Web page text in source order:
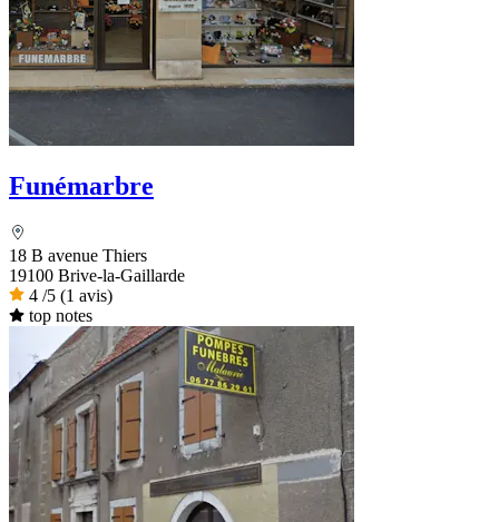
Funémarbre
18 B avenue Thiers
19100 Brive-la-Gaillarde
4 /5 (1 avis)
top notes